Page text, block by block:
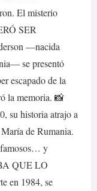
El misterio
SER
—nacida
se presentó
escapado de la
la memoria. 📸
historia atrajo a
de Rumania.
famosos… y
QUE LO
en 1984, se